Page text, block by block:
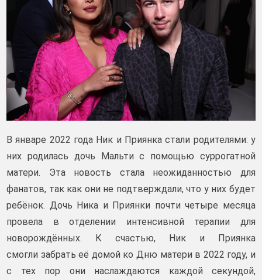
В январе 2022 года Ник и Приянка стали родителями: у
них родилась дочь Мальти с помощью суррогатной
матери. Эта новость стала неожиданностью для
фанатов, так как они не подтверждали, что у них будет
ребёнок. Дочь Ника и Приянки почти четыре месяца
провела в отделении интенсивной терапии для
новорождённых. К счастью, Ник и Приянка
смогли забрать её домой ко Дню матери в 2022 году, и
с тех пор они наслаждаются каждой секундой,